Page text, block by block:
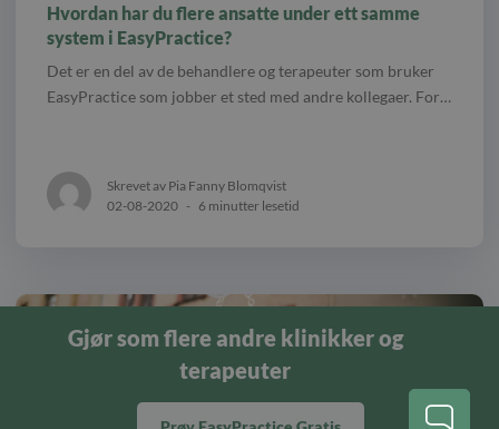
Hvordan har du flere ansatte under ett samme
system i EasyPractice?
Det er en del av de behandlere og terapeuter som bruker
EasyPractice som jobber et sted med andre kollegaer. For…
Skrevet av Pia Fanny Blomqvist
02-08-2020 - 6 minutter lesetid
Gjør som flere andre klinikker og
terapeuter